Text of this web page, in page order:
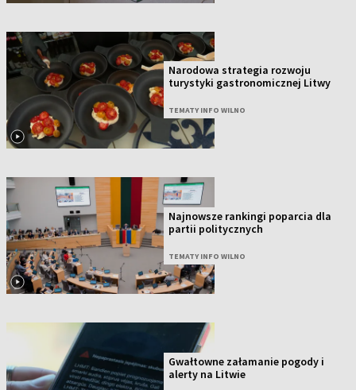
Narodowa strategia rozwoju
turystyki gastronomicznej Litwy
TEMATY INFO WILNO
Najnowsze rankingi poparcia dla
partii politycznych
TEMATY INFO WILNO
Gwałtowne załamanie pogody i
alerty na Litwie